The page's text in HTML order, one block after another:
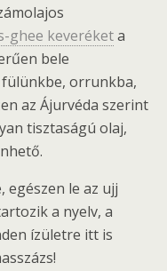
ghee keveréketa
bele
orrunkba,
az Ájurvéda szerint
tisztaságú olaj,
egészen le az ujj
a nyelv, a
ízületre itt is